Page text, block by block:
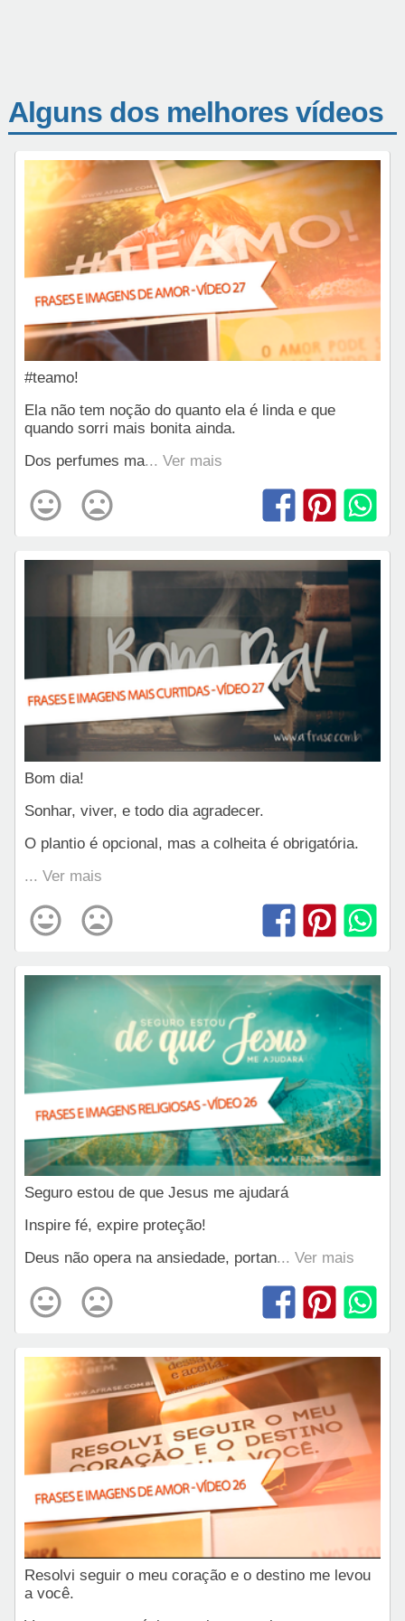
Alguns dos melhores vídeos
#teamo!
Ela não tem noção do quanto ela é linda e que
quando sorri mais bonita ainda.
Dos perfumes ma... Ver mais
Bom dia!
Sonhar, viver, e todo dia agradecer.
O plantio é opcional, mas a colheita é obrigatória.
... Ver mais
Seguro estou de que Jesus me ajudará
Inspire fé, expire proteção!
Deus não opera na ansiedade, portan... Ver mais
Resolvi seguir o meu coração e o destino me levou
a você.